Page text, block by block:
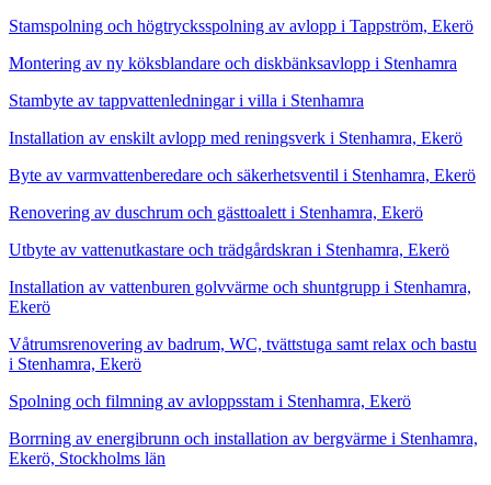
Stamspolning och högtrycksspolning av avlopp i Tappström, Ekerö
Montering av ny köksblandare och diskbänksavlopp i Stenhamra
Stambyte av tappvattenledningar i villa i Stenhamra
Installation av enskilt avlopp med reningsverk i Stenhamra, Ekerö
Byte av varmvattenberedare och säkerhetsventil i Stenhamra, Ekerö
Renovering av duschrum och gästtoalett i Stenhamra, Ekerö
Utbyte av vattenutkastare och trädgårdskran i Stenhamra, Ekerö
Installation av vattenburen golvvärme och shuntgrupp i Stenhamra,
Ekerö
Våtrumsrenovering av badrum, WC, tvättstuga samt relax och bastu
i Stenhamra, Ekerö
Spolning och filmning av avloppsstam i Stenhamra, Ekerö
Borrning av energibrunn och installation av bergvärme i Stenhamra,
Ekerö, Stockholms län